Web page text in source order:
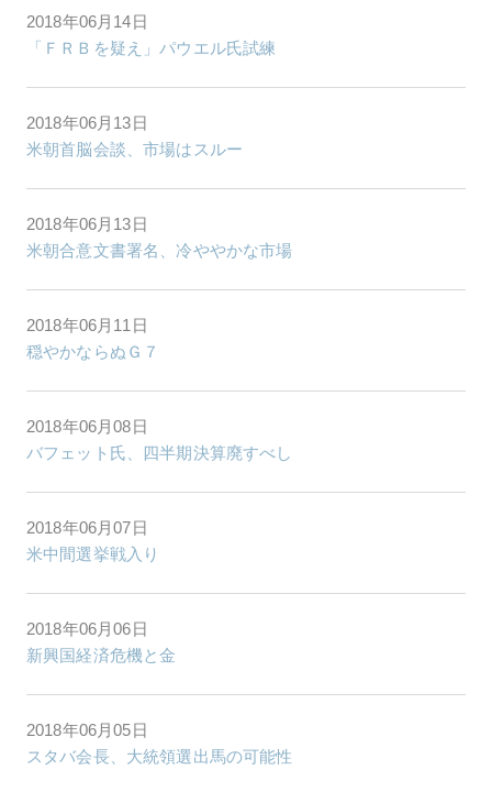
2018年06月14日
「ＦＲＢを疑え」パウエル氏試練
2018年06月13日
米朝首脳会談、市場はスルー
2018年06月13日
米朝合意文書署名、冷ややかな市場
2018年06月11日
穏やかならぬＧ７
2018年06月08日
バフェット氏、四半期決算廃すべし
2018年06月07日
米中間選挙戦入り
2018年06月06日
新興国経済危機と金
2018年06月05日
スタバ会長、大統領選出馬の可能性